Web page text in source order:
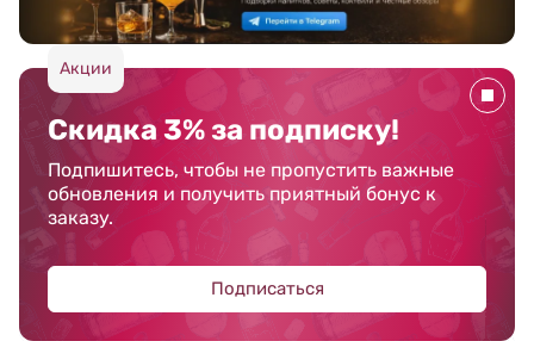
Акции
Скидка 3% за подписку!
Подпишитесь, чтобы не пропустить важные
обновления и получить приятный бонус к
заказу.
Подписаться